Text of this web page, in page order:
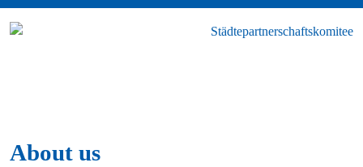
About us